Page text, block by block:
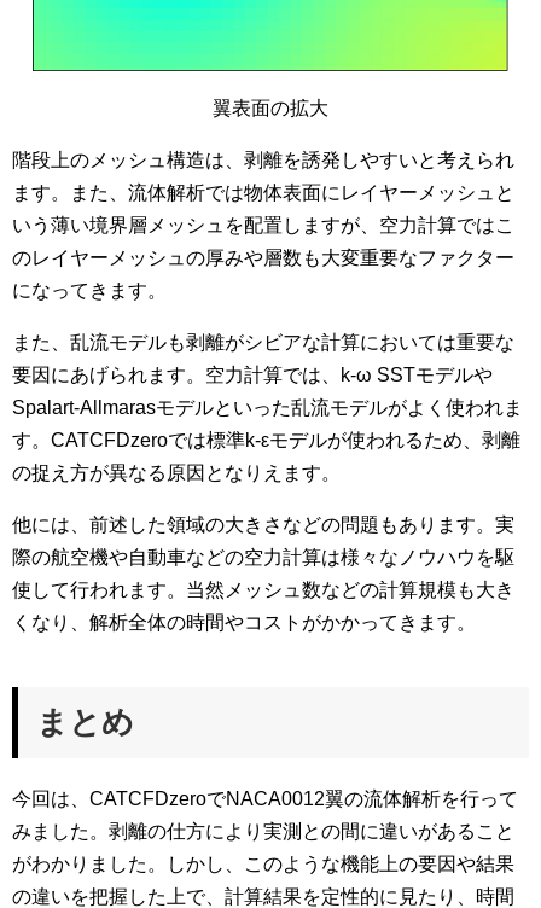
翼表面の拡大
階段上のメッシュ構造は、剥離を誘発しやすいと考えられ
ます。また、流体解析では物体表面にレイヤーメッシュと
いう薄い境界層メッシュを配置しますが、空力計算ではこ
のレイヤーメッシュの厚みや層数も大変重要なファクター
になってきます。
また、乱流モデルも剥離がシビアな計算においては重要な
要因にあげられます。空力計算では、k-ω SSTモデルや
Spalart-Allmarasモデルといった乱流モデルがよく使われま
す。CATCFDzeroでは標準k-εモデルが使われるため、剥離
の捉え方が異なる原因となりえます。
他には、前述した領域の大きさなどの問題もあります。実
際の航空機や自動車などの空力計算は様々なノウハウを駆
使して行われます。当然メッシュ数などの計算規模も大き
くなり、解析全体の時間やコストがかかってきます。
まとめ
今回は、CATCFDzeroでNACA0012翼の流体解析を行って
みました。剥離の仕方により実測との間に違いがあること
がわかりました。しかし、このような機能上の要因や結果
の違いを把握した上で、計算結果を定性的に見たり、時間